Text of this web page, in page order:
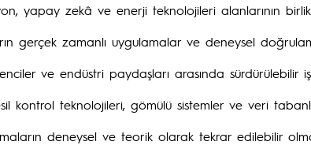
yapay zekâ ve enerji teknolojileri alanlarının
gerçek zamanlı uygulamalar ve deneysel
ve endüstri paydaşları arasında sürdürülebilir
kontrol teknolojileri, gömülü sistemler ve veri
deneysel ve teorik olarak tekrar edilebilir